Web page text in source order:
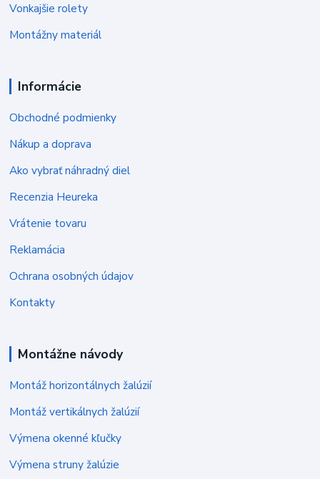
Vonkajšie rolety
Montážny materiál
Informácie
Obchodné podmienky
Nákup a doprava
Ako vybrať náhradný diel
Recenzia Heureka
Vrátenie tovaru
Reklamácia
Ochrana osobných údajov
Kontakty
Montážne návody
Montáž horizontálnych žalúzií
Montáž vertikálnych žalúzií
Výmena okenné kľučky
Výmena struny žalúzie